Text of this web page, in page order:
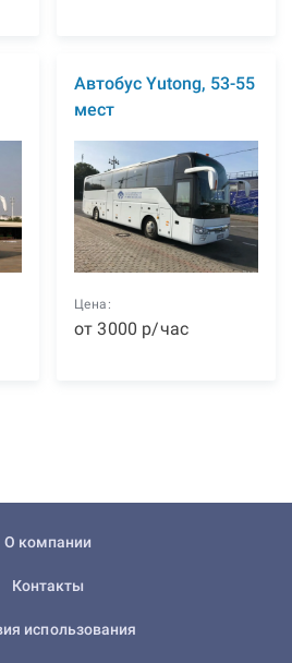
Автобус Yutong, 53-55
мест
Цена:
от3000 р/час
О компании
Контакты
использования